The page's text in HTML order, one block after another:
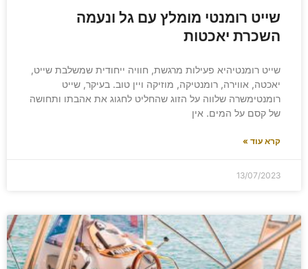
שייט רומנטי מומלץ עם גל ונעמה
השכרת יאכטות
שייט רומנטיהיא פעילות מרגשת, חוויה ייחודית שמשלבת שייט,
יאכטה, אווירה, רומנטיקה, מוזיקה ויין טוב. בעיקר, שייט
רומנטימשרה שלווה על הזוג שהחליט לחגוג את אהבתו ותחושה
של קסם על המים. אין
קרא עוד »
13/07/2023